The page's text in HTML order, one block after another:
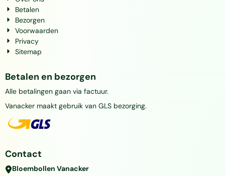
Betalen
Bezorgen
Voorwaarden
Privacy
Sitemap
Betalen en bezorgen
Alle betalingen gaan via factuur.
Vanacker maakt gebruik van GLS bezorging.
Contact
Bloembollen Vanacker